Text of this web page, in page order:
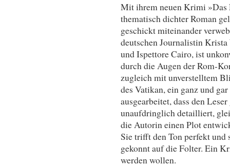
Mit ihrem neuen Krimi »Das
thematisch dichter Roman
geschickt miteinander
deutschen Journalistin
und Ispettore Cairo, ist
durch die Augen der Rom-
zugleich mit unverstelltem
des Vatikan, ein ganz und
ausgearbeitet, dass den
unaufdringlich detailliert,
die Autorin einen Plot
Sie trifft den Ton perfekt und
gekonnt auf die Folter. Ein
werden wollen.